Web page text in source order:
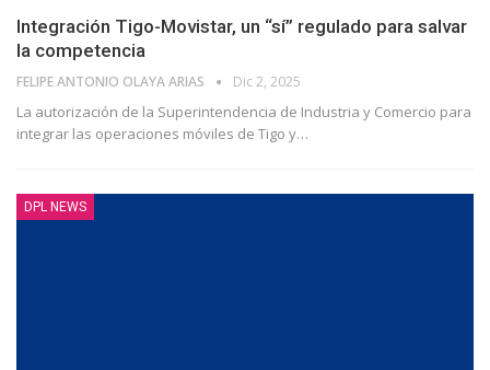
Integración Tigo-Movistar, un “sí” regulado para salvar
la competencia
FELIPE ANTONIO OLAYA ARIAS Dic 2, 2025
La autorización de la Superintendencia de Industria y Comercio para
integrar las operaciones móviles de Tigo y…
DPL NEWS